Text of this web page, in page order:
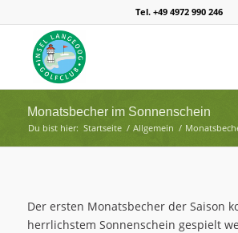
Tel. +49 4972 990 246
Monatsbecher im Sonnenschein
Du bist hier: Startseite / Allgemein /
Der ersten Monatsbecher der Saison
herrlichstem Sonnenschein gespielt